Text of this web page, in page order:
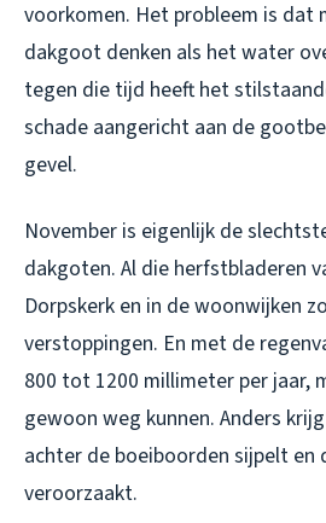
voorkomen. Het probleem is dat
dakgoot denken als het water
tegen die tijd heeft het
schade aangericht aan de
gevel.
November is eigenlijk de
dakgoten. Al die herfstbladeren
Dorpskerk en in de woonwijken
verstoppingen. En met de
800 tot 1200 millimeter per jaar,
gewoon weg kunnen. Anders
achter de boeiboorden sijpelt
veroorzaakt.